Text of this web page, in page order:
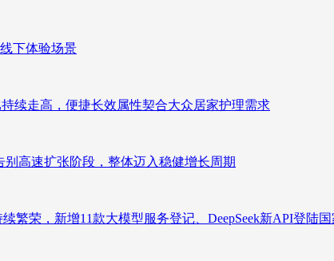
下体验场景
续走高，便捷长效属性契合大众居家护理需求
高速扩张阶段，整体迈入稳健增长周期
荣，新增11款大模型服务登记、DeepSeek新API登陆